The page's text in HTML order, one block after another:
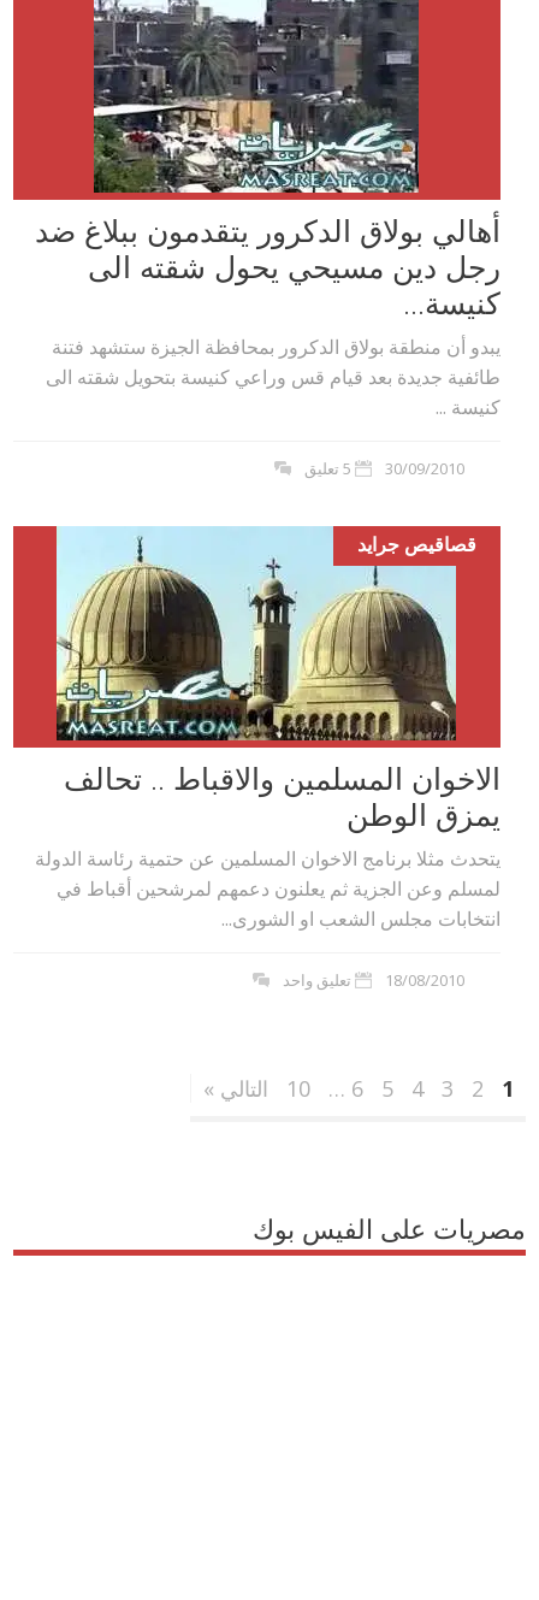
أهالي بولاق الدكرور يتقدمون ببلاغ ضد
رجل دين مسيحي يحول شقته الى
كنيسة...
يبدو أن منطقة بولاق الدكرور بمحافظة الجيزة ستشهد فتنة
طائفية جديدة بعد قيام قس وراعي كنيسة بتحويل شقته الى
كنيسة ...
30/09/2010 5 تعليق
قصاقيص جرايد
الاخوان المسلمين والاقباط .. تحالف
يمزق الوطن
يتحدث مثلا برنامج الاخوان المسلمين عن حتمية رئاسة الدولة
لمسلم وعن الجزية ثم يعلنون دعمهم لمرشحين أقباط في
انتخابات مجلس الشعب او الشورى...
18/08/2010 تعليق واحد
1
2
3
4
5
6
…
10 التالي »
مصريات على الفيس بوك